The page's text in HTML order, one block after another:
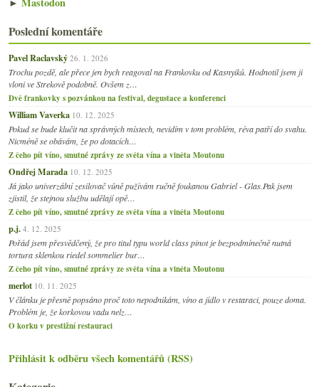
Poslední komentáře
Pavel Raclavský 26. 1. 2026
Trochu pozdě, ale přece jen bych reagoval na Frankovku od Kasnyiků. Hodnotil jsem ji
vloni ve Strekově podobně. Ovšem z…
Dvě frankovky s pozvánkou na festival, degustace a konferenci
William Vaverka 10. 12. 2025
Pokud se bude klučit na správných místech, nevidím v tom problém, réva patří do svahu.
Nicméně se obávám, že po dotacích…
Z čeho pít víno, smutné zprávy ze světa vína a viněta Moutonu
Ondřej Marada 10. 12. 2025
Já jako univerzální zesilovač vůně pužívám ručně foukanou Gabriel - Glas.Pak jsem
zjistil, že stejnou službu udělají opě…
Z čeho pít víno, smutné zprávy ze světa vína a viněta Moutonu
p.j. 4. 12. 2025
Pořád jsem přesvědčený, že pro titul typu world class pinot je bezpodmínečně nutná
tortura sklenkou riedel sommelier bur…
Z čeho pít víno, smutné zprávy ze světa vína a viněta Moutonu
merlot 10. 11. 2025
V článku je přesně popsáno proč toto nepodnikám, víno a jídlo v restaraci, pouze doma.
Problém je, že korkovou vadu nelz…
O korku v prestižní restauraci
Přihlásit k odběru všech komentářů (RSS)